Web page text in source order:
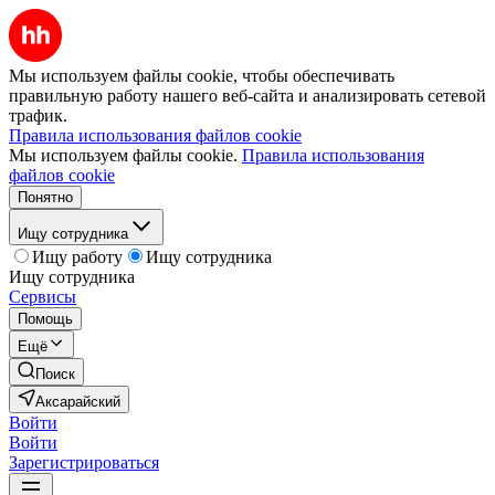
Мы используем файлы cookie, чтобы обеспечивать
правильную работу нашего веб-сайта и анализировать сетевой
трафик.
Правила использования файлов cookie
Мы используем файлы cookie. Правила использования
файлов cookie
Понятно
Ищу сотрудника
Ищу работу
Ищу сотрудника
Ищу сотрудника
Сервисы
Помощь
Ещё
Поиск
Аксарайский
Войти
Войти
Зарегистрироваться